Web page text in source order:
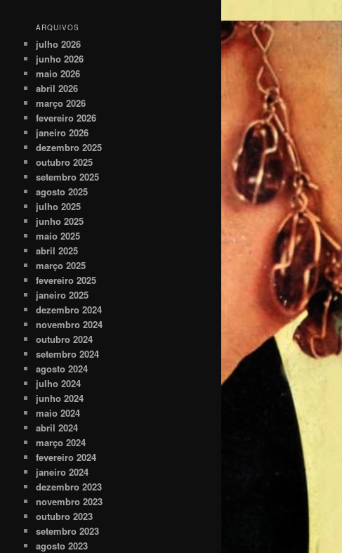
ARQUIVOS
julho 2026
junho 2026
maio 2026
abril 2026
março 2026
fevereiro 2026
janeiro 2026
dezembro 2025
outubro 2025
setembro 2025
agosto 2025
julho 2025
junho 2025
maio 2025
abril 2025
março 2025
fevereiro 2025
janeiro 2025
dezembro 2024
novembro 2024
outubro 2024
setembro 2024
agosto 2024
julho 2024
junho 2024
maio 2024
abril 2024
março 2024
fevereiro 2024
janeiro 2024
dezembro 2023
novembro 2023
outubro 2023
setembro 2023
agosto 2023